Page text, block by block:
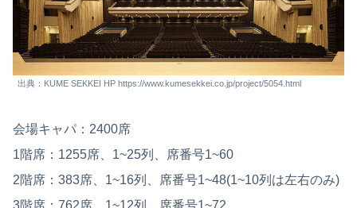
出典：KUME SEKKEI HP https://www.kumesekkei.co.jp/project/5054.html
会場キャパ：2400席
1階席：1255席、1~25列、席番号1~60
2階席：383席、1~16列、席番号1~48(1~10列は左右のみ)